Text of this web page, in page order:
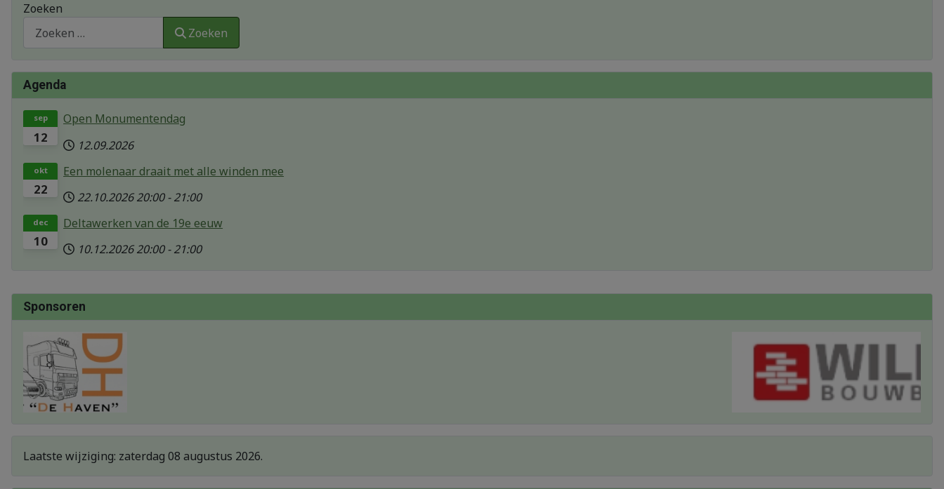
Sponsoren
Laatste wijziging: zaterdag 08 augustus 2026.
Zoeken
Zoeken
Agenda
12
sep
Open Monumentendag
12.09.2026
22
okt
Een molenaar draait met alle winden mee
22.10.2026 20:00 - 21:00
10
dec
Deltawerken van de 19e eeuw
10.12.2026 20:00 - 21:00